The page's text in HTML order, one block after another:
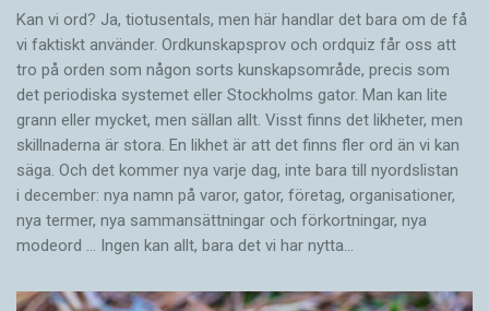
Kan vi ord? Ja, tiotusentals, men här handlar det bara om de få
vi faktiskt använder. Ordkunskapsprov och ordquiz får oss att
tro på orden som någon sorts kunskapsområde, precis som
det periodiska systemet eller Stockholms gator. Man kan lite
grann eller mycket, men sällan allt. Visst finns det likheter, men
skillnaderna är stora. En likhet är att det finns fler ord än vi kan
säga. Och det kommer nya varje dag, inte bara till nyordslistan
i december: nya namn på varor, gator, företag, organisationer,
nya termer, nya samman­sättningar och förkortningar, nya
modeord … Ingen kan allt, bara det vi har nytta…